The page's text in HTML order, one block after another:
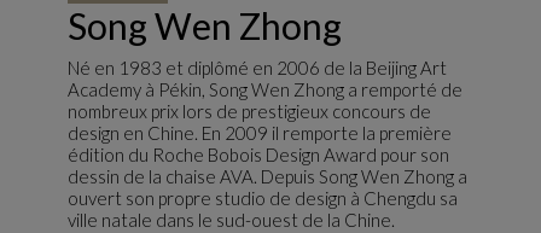
Song Wen Zhong
Né en 1983 et diplômé en 2006 de la Beijing Art
Academy à Pékin, Song Wen Zhong a remporté de
nombreux prix lors de prestigieux concours de
design en Chine. En 2009 il remporte la première
édition du Roche Bobois Design Award pour son
dessin de la chaise AVA. Depuis Song Wen Zhong a
ouvert son propre studio de design à Chengdu sa
ville natale dans le sud-ouest de la Chine.